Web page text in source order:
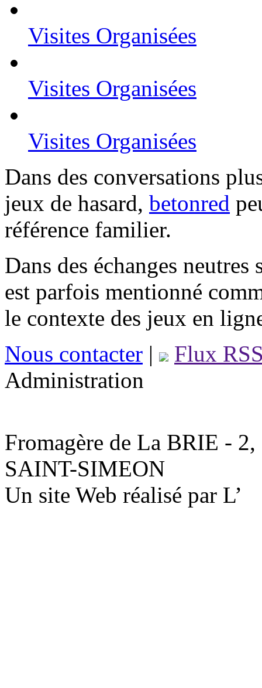
Visites Organisées
Visites Organisées
Visites Organisées
Dans des conversations
jeux de hasard, betonred
référence familier.
Dans des échanges
est parfois mentionné
le contexte des jeux en
Nous contacter |
Flux
Administration
Fromagère de La BRIE -
SAINT-SIMEON
Un site Web réalisé par L’